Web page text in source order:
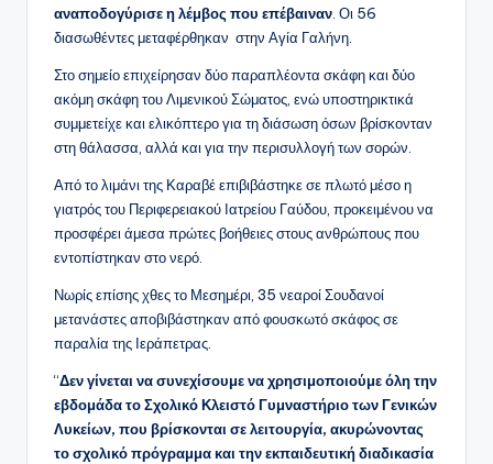
αναποδογύρισε η λέμβος που επέβαιναν . Οι 56
διασωθέντες μεταφέρθηκαν στην Αγία Γαλήνη.
Στο σημείο επιχείρησαν δύο παραπλέοντα σκάφη και δύο
ακόμη σκάφη του Λιμενικού Σώματος, ενώ υποστηρικτικά
συμμετείχε και ελικόπτερο για τη διάσωση όσων βρίσκονταν
στη θάλασσα, αλλά και για την περισυλλογή των σορών.
Από το λιμάνι της Καραβέ επιβιβάστηκε σε πλωτό μέσο η
γιατρός του Περιφερειακού Ιατρείου Γαύδου, προκειμένου να
προσφέρει άμεσα πρώτες βοήθειες στους ανθρώπους που
εντοπίστηκαν στο νερό.
Νωρίς επίσης χθες το Μεσημέρι, 35 νεαροί Σουδανοί
μετανάστες αποβιβάστηκαν από φουσκωτό σκάφος σε
παραλία της Ιεράπετρας.
“Δεν γίνεται να συνεχίσουμε να χρησιμοποιούμε όλη την
εβδομάδα το Σχολικό Κλειστό Γυμναστήριο των Γενικών
Λυκείων, που βρίσκονται σε λειτουργία, ακυρώνοντας
το σχολικό πρόγραμμακαι την εκπαιδευτική διαδικασία